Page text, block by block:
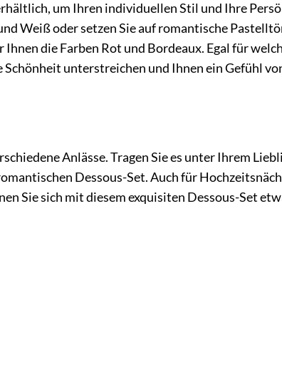
um Ihren individuellen Stil und Ihre
Weiß oder setzen Sie auf romantische
die Farben Rot und Bordeaux. Egal für
unterstreichen und Ihnen ein Gefühl
Anlässe. Tragen Sie es unter Ihrem
Dessous-Set. Auch für
Sie sich mit diesem exquisiten Dessous-Set